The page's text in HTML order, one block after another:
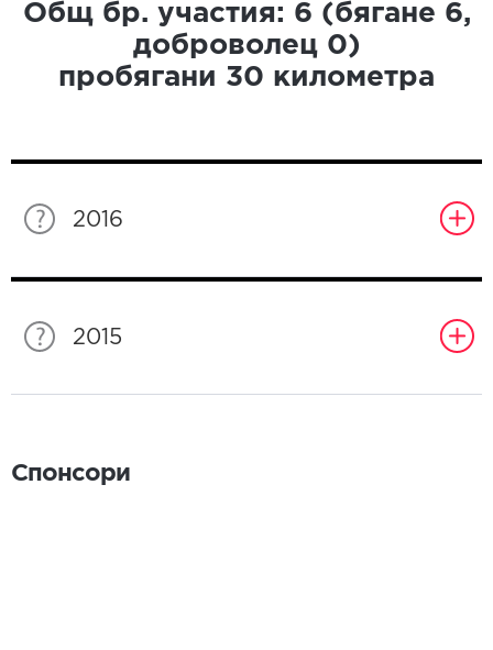
Общ бр. участия: 6 (бягане 6,
доброволец 0)
пробягани 30 километра
2016
2015
Спонсори